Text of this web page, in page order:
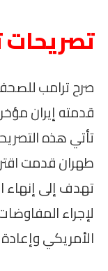
تصريحات
صرح ترامب
قدمته إيران
تأتي هذه
تهدف إلى
لإجراء
الأمريكي